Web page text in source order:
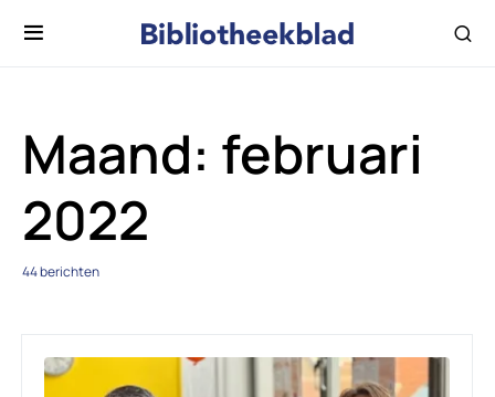
Maand: februari
2022
44 berichten